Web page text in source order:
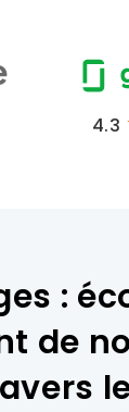
4.3
:
de